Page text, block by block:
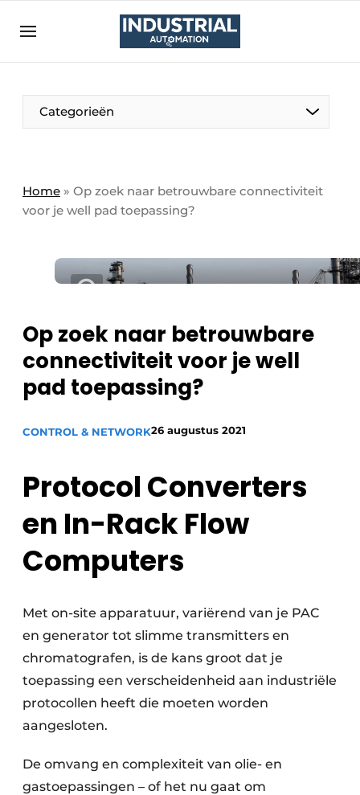
Aanmelden
Bedrijven
Bedrijven
Direct contact
Eigen content aanleveren
Home
Nieuwsbrief
Podcasts
Privacy / Cookie statement
Vacature aanmelden
Vacatures
Categorieën
Home » Op zoek naar betrouwbare connectiviteit
voor je well pad toepassing?
Op zoek naar betrouwbare
connectiviteit voor je well
pad toepassing?
CONTROL & NETWORK26 augustus 2021
Protocol Converters
en In-Rack Flow
Computers
Met on-site apparatuur, variërend van je PAC
en generator tot slimme transmitters en
chromatografen, is de kans groot dat je
toepassing een verscheidenheid aan industriële
protocollen heeft die moeten worden
aangesloten.
De omvang en complexiteit van olie- en
gastoepassingen – of het nu gaat om